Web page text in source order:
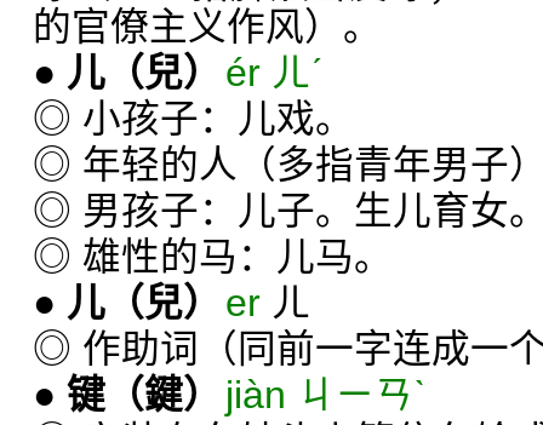
的官僚主义作风）。
● 儿 （兒）
ér ㄦˊ
◎ 小孩子：儿戏。
◎ 年轻的人（多指青年男子
◎ 男孩子：儿子。生儿育女
◎ 雄性的马：儿马。
● 儿 （兒） er ㄦ
◎ 作助词（同前一字连成一
● 键 （鍵）
jiàn ㄐㄧㄢˋ